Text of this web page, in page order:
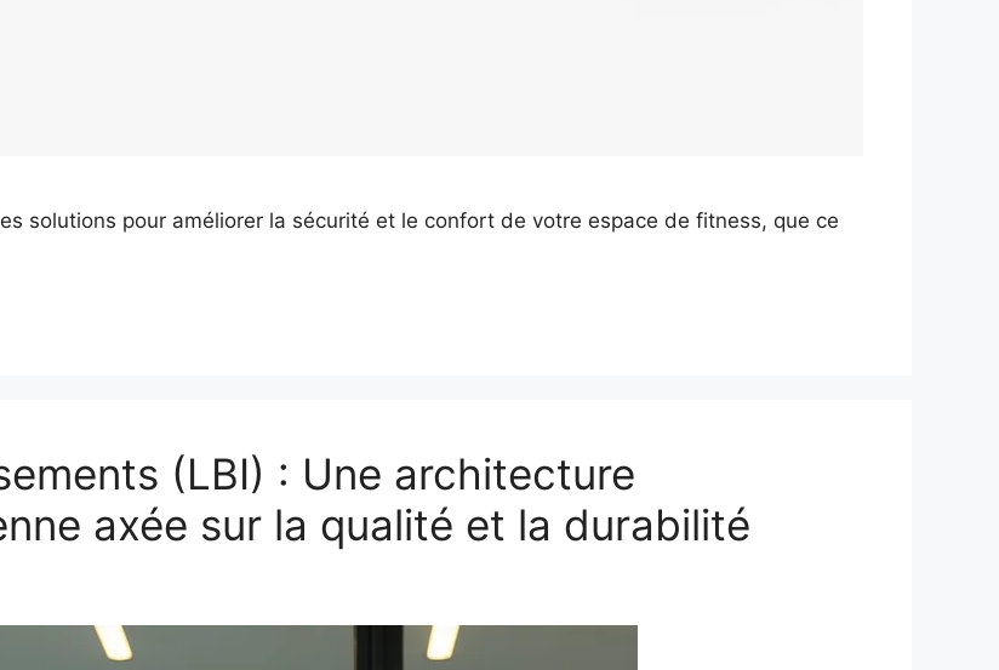
solutions pour améliorer la sécurité et le confort de votre espace de fitness, que ce
(LBI) : Une architecture
axée sur la qualité et la durabilité